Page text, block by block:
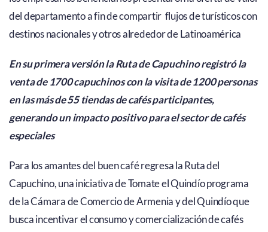
del departamento a fin de compartir flujos de turísticos con
destinos nacionales y otros alrededor de Latinoamérica
En su primera versión la Ruta de Capuchino registró la
venta de 1700 capuchinos con la visita de 1200 personas
en las más de 55 tiendas de cafés participantes,
generando un impacto positivo para el sector de cafés
especiales
Para los amantes del buen café regresa la Ruta del
Capuchino, una iniciativa de Tomate el Quindío programa
de la Cámara de Comercio de Armenia y del Quindío que
busca incentivar el consumo y comercialización de cafés